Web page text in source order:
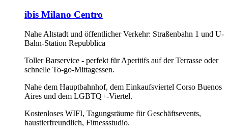
ibis Milano Centro
Nahe Altstadt und öffentlicher Verkehr: Straßenbahn 1 und U-
Bahn-Station Repubblica
Toller Barservice - perfekt für Aperitifs auf der Terrasse oder
schnelle To-go-Mittagessen.
Nahe dem Hauptbahnhof, dem Einkaufsviertel Corso Buenos
Aires und dem LGBTQ+-Viertel.
Kostenloses WIFI, Tagungsräume für Geschäftsevents,
haustierfreundlich, Fitnessstudio.